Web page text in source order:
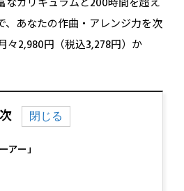
、あなたの作曲・アレンジ力を次
々2,980円（税込3,278円）か
アー」